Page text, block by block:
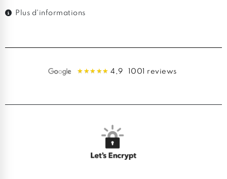
Plus d'informations
4,9 1001 reviews